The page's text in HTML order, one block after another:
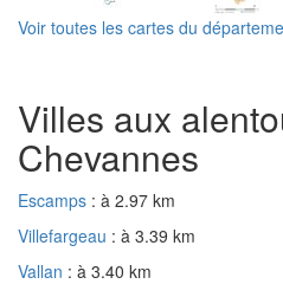
Voir toutes les cartes du
Villes aux
Chevannes
Escamps : à 2.97 km
Villefargeau : à 3.39 km
Vallan : à 3.40 km